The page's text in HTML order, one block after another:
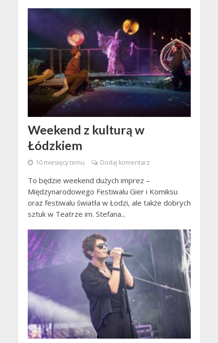
Weekend z kulturą w
Łódzkiem
10 miesięcy temu Dodaj komentarz
To będzie weekend dużych imprez –
Międzynarodowego Festiwalu Gier i Komiksu
oraz festiwalu światła w Łodzi, ale także dobrych
sztuk w Teatrze im. Stefana...